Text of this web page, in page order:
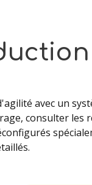
avec un
consulter